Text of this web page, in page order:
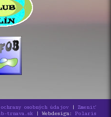
ochrany osobných údajov|
Zmeniť
trnava.sk| Webdesign: Polaris